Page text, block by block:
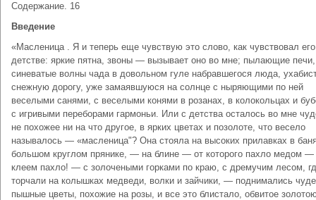
Содержание. 16
Введение
«Масленица . Я и теперь еще чувствую это слово, как чувствовал
детстве: яркие пятна, звоны — вызывает оно во мне; пылающие печи,
синеватые волны чада в довольном гуле набравшегося люда,
снежную дорогу, уже замаявшуюся на солнце с ныряющими по ней
веселыми санями, с веселыми конями в розанах, в колокольцах и
с игривыми переборами гармоньи. Или с детства осталось во мне
не похожее ни на что другое, в ярких цветах и позолоте, что весело
называлось — «масленица"? Она стояла на высоких прилавках в
большом круглом прянике, — на блине — от которого пахло медом —
клеем пахло! — с золочеными горками по краю, с дремучим лесом,
торчали на колышках медведи, волки и зайчики, — поднимались
пышные цветы, похожие на розы, и все это блистало, обвитое